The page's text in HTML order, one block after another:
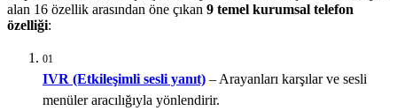
alan 16 özellik arasından öne çıkan 9 temel kurumsal telefon
özelliği:
01
IVR (Etkileşimli sesli yanıt) – Arayanları karşılar ve sesli
menüler aracılığıyla yönlendirir.